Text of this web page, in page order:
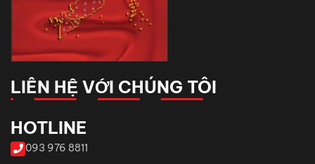
LIÊN HỆ VỚI CHÚNG TÔI
HOTLINE
093 976 8811